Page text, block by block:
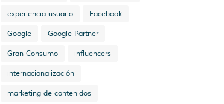
experiencia usuario Facebook
Google Google Partner
Gran Consumo influencers
internacionalización
marketing de contenidos